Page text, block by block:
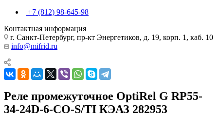
+7 (812) 98-645-98
Контактная информация
г. Санкт-Петербург, пр-кт Энергетиков, д. 19, корп. 1, каб. 10
info@mifrid.ru
Реле промежуточное OptiRel G RP55-
34-24D-6-CO-S/TI КЭАЗ 282953